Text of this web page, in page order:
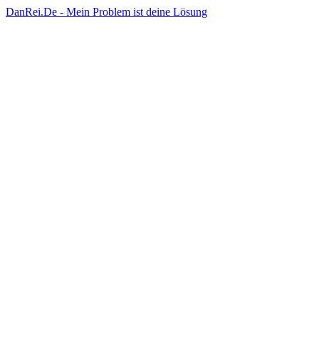
DanRei.De - Mein Problem ist deine Lösung